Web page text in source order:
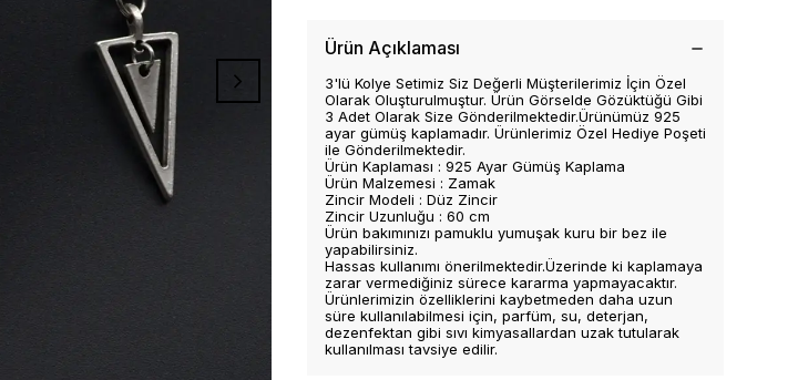
Ürün Açıklaması
3'lü Kolye Setimiz Siz Değerli Müşterilerimiz İçin Özel
Olarak Oluşturulmuştur. Ürün Görselde Gözüktüğü Gibi
3 Adet Olarak Size Gönderilmektedir.Ürünümüz 925
ayar gümüş kaplamadır. Ürünlerimiz Özel Hediye Poşeti
ile Gönderilmektedir.
Ürün Kaplaması : 925 Ayar Gümüş Kaplama
Ürün Malzemesi : Zamak
Zincir Modeli : Düz Zincir
Zincir Uzunluğu : 60 cm
Ürün bakımınızı pamuklu yumuşak kuru bir bez ile
yapabilirsiniz.
Hassas kullanımı önerilmektedir.Üzerinde ki kaplamaya
zarar vermediğiniz sürece kararma yapmayacaktır.
Ürünlerimizin özelliklerini kaybetmeden daha uzun
süre kullanılabilmesi için, parfüm, su, deterjan,
dezenfektan gibi sıvı kimyasallardan uzak tutularak
kullanılması tavsiye edilir.